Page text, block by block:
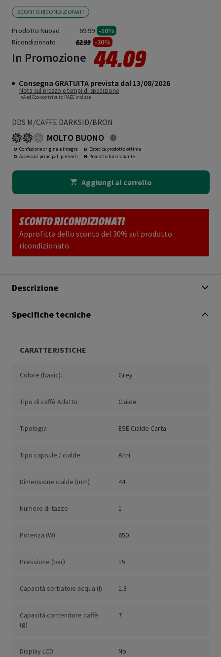
SCONTO RICONDIZIONATI
Prodotto Nuovo 69.99 -10%
Ricondizionato
Prezzo ridotto da
62.99a -30%
In Promozione 44.09
Consegna GRATUITA prevista dal 13/08/2026
Nota sul prezzo e tempi di spedizione
IVA ed Eco-contributo RAEE incluse
DDS M/CAFFE DARKSID/BRON
MOLTO BUONO
O: Confezione originale integra
O: Accessori principali presenti
B: Estetica prodotto ottima
N: Prodotto funzionante
Aggiungi al carrello
SCONTO RICONDIZIONATI
Approfitta dello sconto del 30% sul prodotto
ricondizionato.
Descrizione
Specifiche tecniche
CARATTERISTICHE
Colore (basic): Grey
Tipo di caffè Adatto: Cialde
Tipologia ESE Cialde Carta
Tipo capsule / cialde Altri
Dimensione cialde (mm) 44
Numero di tazze 1
Potenza (W) 650
Pressione (bar) 15
Capacità serbatoio acqua (l) 1.3
Capacità contenitore caffè
(g)
7
Display LCD No